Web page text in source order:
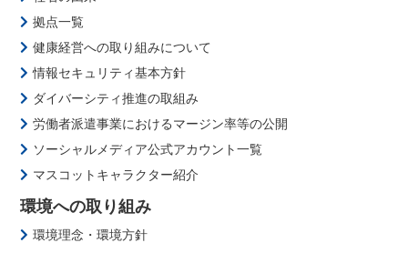
拠点一覧
健康経営への取り組みについて
情報セキュリティ基本方針
ダイバーシティ推進の取組み
労働者派遣事業におけるマージン率等の公開
ソーシャルメディア公式アカウント一覧
マスコットキャラクター紹介
環境への取り組み
環境理念・環境方針